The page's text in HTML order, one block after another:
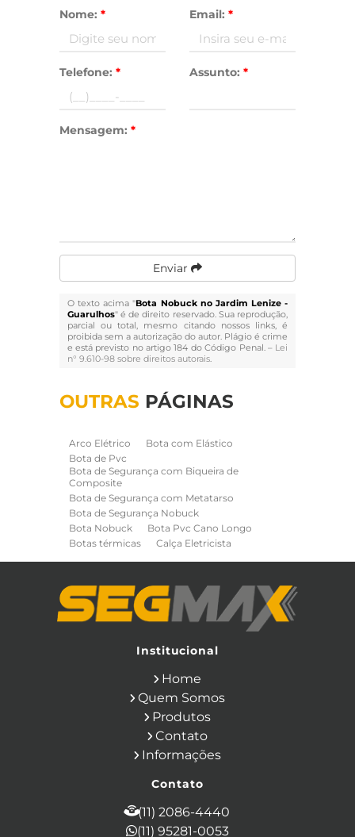
Nome: * Email: *
Telefone: * Assunto: *
Mensagem: *
Enviar
O texto acima "Bota Nobuck no Jardim Lenize -
Guarulhos" é de direito reservado. Sua reprodução,
parcial ou total, mesmo citando nossos links, é
proibida sem a autorização do autor. Plágio é crime
e está previsto no artigo 184 do Código Penal. – Lei
n° 9.610-98 sobre direitos autorais.
OUTRAS PÁGINAS
Arco Elétrico
Bota com Elástico
Bota de Pvc
Bota de Segurança com Biqueira de
Composite
Bota de Segurança com Metatarso
Bota de Segurança Nobuck
Bota Nobuck
Bota Pvc Cano Longo
Botas térmicas
Calça Eletricista
Capa de Chuva
Cinto de Segurança para Eletricista
Cinto de Seguranca Paraquedista
Cone de Sinalização
Equipamentos de Construcao Civil
Ferramentas Eletricas
Ferramentas Isoladas
Ferramentas Manuais para Construção
Filtro para Respirador
Japona Térmica para Câmara Fria
Luva de Cobertura
Luva Isolante
Luvas para Produtos Químicos
Macacão Contra Agentes Químicos
Institucional
Home
Quem Somos
Produtos
Contato
Informações
Contato
(11) 2086-4440
(11) 95281-0053